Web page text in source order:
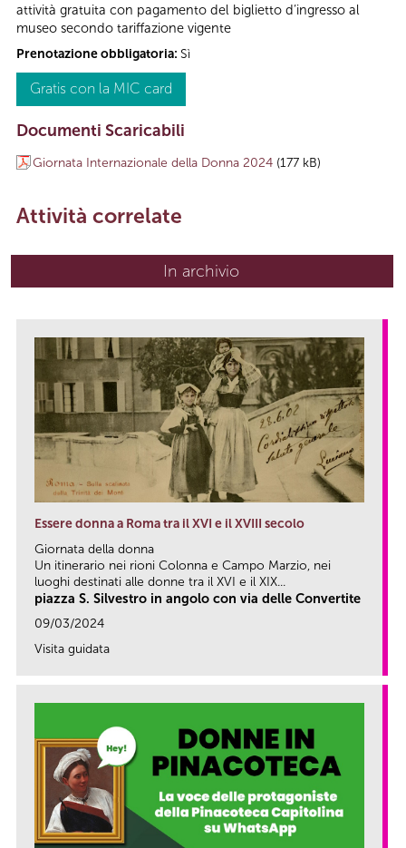
attività gratuita con pagamento del biglietto d’ingresso al
museo secondo tariffazione vigente
Prenotazione obbligatoria: Sì
Gratis con la MIC card
Documenti Scaricabili
Giornata Internazionale della Donna 2024 (177 kB)
Attività correlate
In archivio
Essere donna a Roma tra il XVI e il XVIII secolo
Giornata della donna
Un itinerario nei rioni Colonna e Campo Marzio, nei
luoghi destinati alle donne tra il XVI e il XIX...
piazza S. Silvestro in angolo con via delle Convertite
09/03/2024
Visita guidata